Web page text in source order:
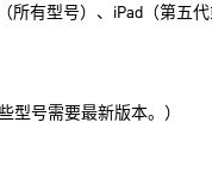
所有型号）、iPad（第五代
型号需要最新版本。）